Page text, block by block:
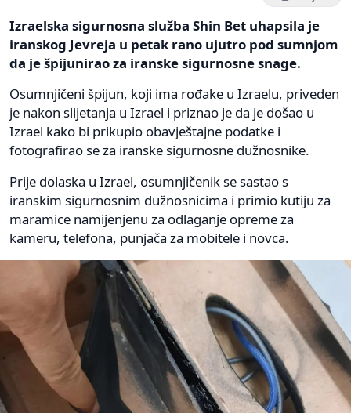
Izraelska sigurnosna služba Shin Bet uhapsila je
iranskog Jevreja u petak rano ujutro pod sumnjom
da je špijunirao za iranske sigurnosne snage.
Osumnjičeni špijun, koji ima rođake u Izraelu, priveden
je nakon slijetanja u Izrael i priznao je da je došao u
Izrael kako bi prikupio obavještajne podatke i
fotografirao se za iranske sigurnosne dužnosnike.
Prije dolaska u Izrael, osumnjičenik se sastao s
iranskim sigurnosnim dužnosnicima i primio kutiju za
maramice namijenjenu za odlaganje opreme za
kameru, telefona, punjača za mobitele i novca.